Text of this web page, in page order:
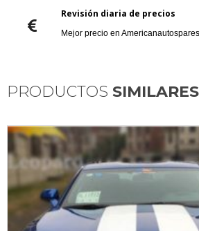
Revisión diaria de precios
Mejor precio en
PRODUCTOS SIMILARES